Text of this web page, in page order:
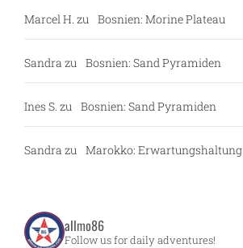
Marcel H. zu Bosnien: Morine Plateau
Sandra zu Bosnien: Sand Pyramiden
Ines S. zu Bosnien: Sand Pyramiden
Sandra zu Marokko: Erwartungshaltung
allmo86
Follow us for daily adventures!